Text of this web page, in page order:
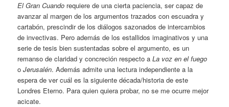
El Gran Cuando requiere de una cierta paciencia, ser capaz de
avanzar al margen de los argumentos trazados con escuadra y
cartabón, prescindir de los diálogos sazonados de intercambios
de invectivas. Pero además de los estallidos imaginativos y una
serie de tesis bien sustentadas sobre el argumento, es un
remanso de claridad y concreción respecto aLa voz en el fuego
oJerusalén. Además admite una lectura independiente a la
espera de ver cuál es la siguiente década/historia de este
Londres Eterno. Para quien quiera probar, no se me ocurre mejor
acicate.